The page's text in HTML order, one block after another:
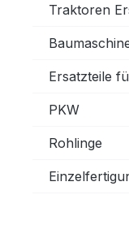
Traktoren
Ersatzteile
PKW
Rohlinge